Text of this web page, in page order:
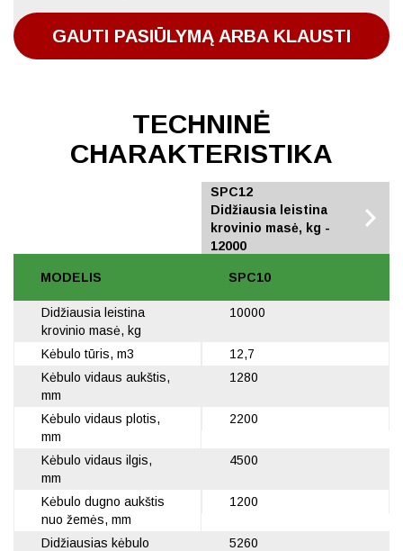
GAUTI PASIŪLYMĄ ARBA KLAUSTI
TECHNINĖ
CHARAKTERISTIKA
MODELIS
Didžiausia leistina
krovinio masė, kg
Kėbulo tūris, m3
Kėbulo vidaus aukštis,
mm
Kėbulo vidaus plotis,
mm
Kėbulo vidaus ilgis,
mm
Kėbulo dugno aukštis
nuo žemės, mm
Didžiausias kėbulo
SPC10
10000
12,7
1280
2200
4500
1200
5260
SPC12
Didžiausia leistina
krovinio masė, kg -
12000